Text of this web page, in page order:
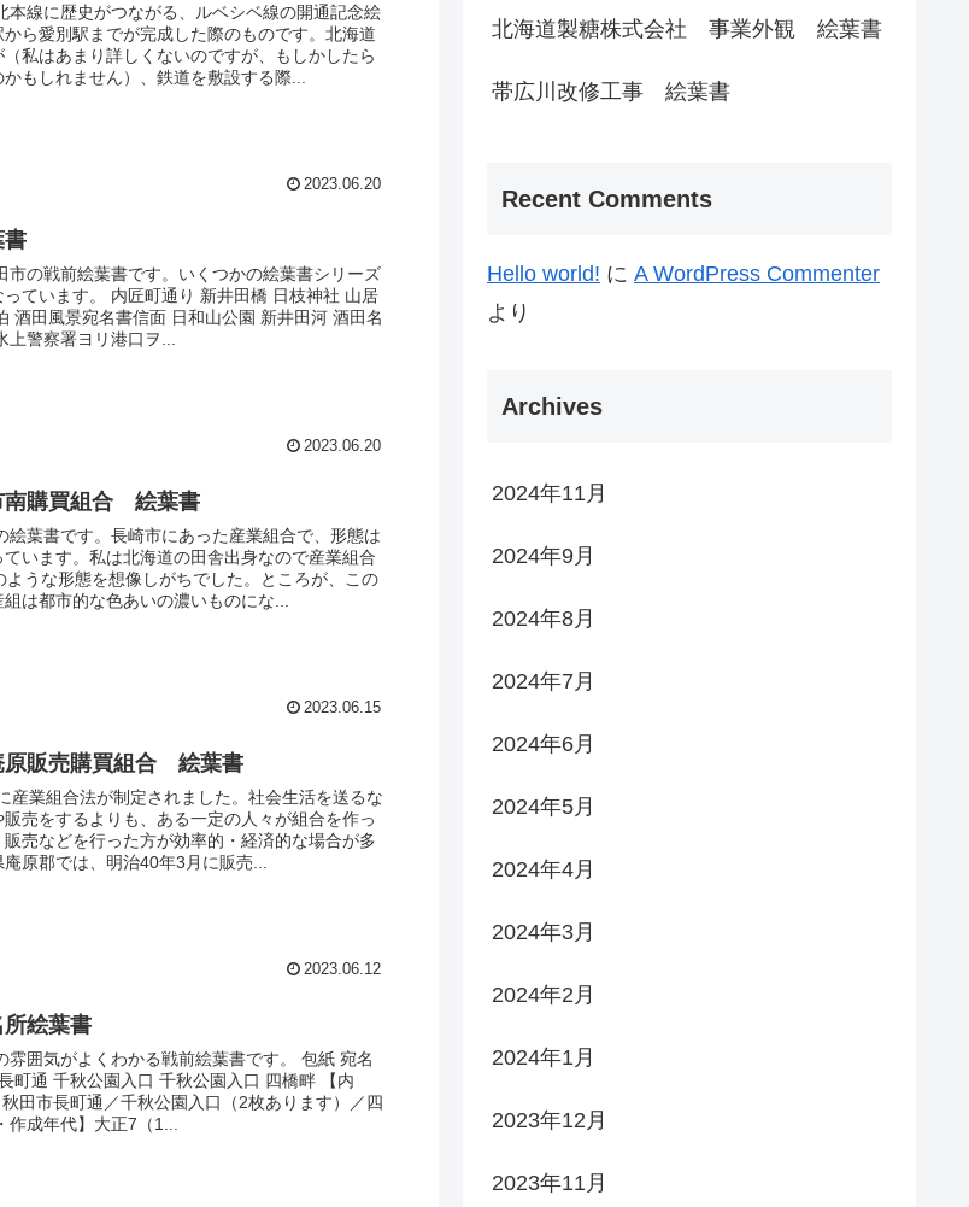
本線に歴史がつながる、ルベシベ線の開通記念絵
ら愛別駅までが完成した際のものです。北海道
私はあまり詳しくないのですが、もしかしたら
もしれません）、鉄道を敷設する際...
2023.06.20
市の戦前絵葉書です。いくつかの絵葉書シリーズ
ています。 内匠町通り 新井田橋 日枝神社 山居
酒田風景宛名書信面 日和山公園 新井田河 酒田名
警察署ヨリ港口ヲ...
2023.06.20
南購買組合 絵葉書
絵葉書です。長崎市にあった産業組合で、形態は
ています。私は北海道の田舎出身なので産業組合
ような形態を想像しがちでした。ところが、この
は都市的な色あいの濃いものにな...
2023.06.15
原販売購買組合 絵葉書
産業組合法が制定されました。社会生活を送るな
売をするよりも、ある一定の人々が組合を作っ
売などを行った方が効率的・経済的な場合が多
原郡では、明治40年3月に販売...
2023.06.12
絵葉書
雰囲気がよくわかる戦前絵葉書です。 包紙 宛名
町通 千秋公園入口 千秋公園入口 四橋畔 【内
田市長町通／千秋公園入口（2枚あります）／四
成年代】大正7（1...
北海道製糖株式会社 事業外観 絵葉書
帯広川改修工事 絵葉書
Recent Comments
Hello world! に A WordPress Commenter
より
Archives
2024年11月
2024年9月
2024年8月
2024年7月
2024年6月
2024年5月
2024年4月
2024年3月
2024年2月
2024年1月
2023年12月
2023年11月